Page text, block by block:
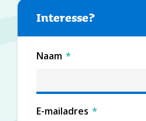
Interesse?
Naam *
E-mailadres *